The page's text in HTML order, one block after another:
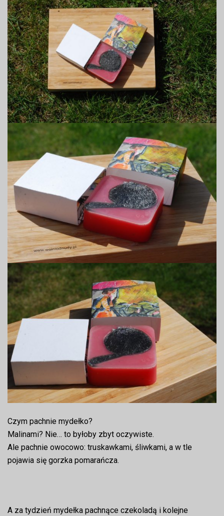
Czym pachnie mydełko?
Malinami? Nie… to byłoby zbyt oczywiste.
Ale pachnie owocowo: truskawkami, śliwkami, a w tle
pojawia się gorzka pomarańcza.
A za tydzień mydełka pachnące czekoladą i kolejne